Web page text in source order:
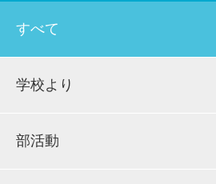
すべて
学校より
部活動